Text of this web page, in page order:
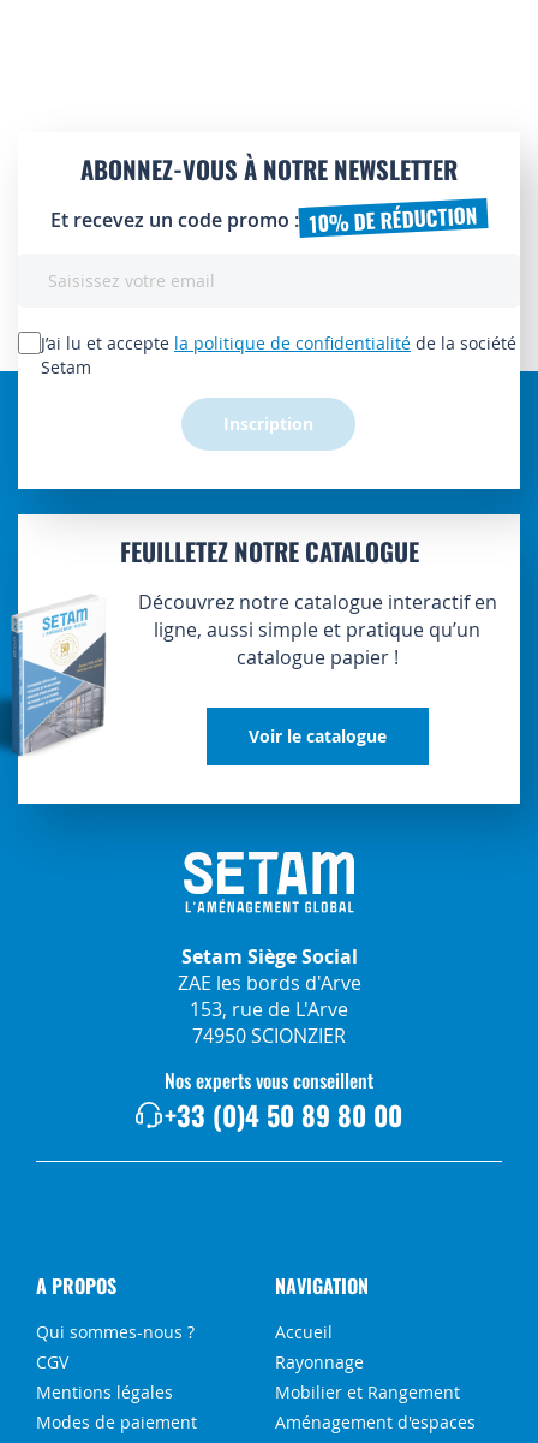
ABONNEZ-VOUS À NOTRE NEWSLETTER
Et recevez un code promo : 10% DE RÉDUCTION
lettre
d’information
J’ai lu et accepte la politique de confidentialité de la société
Setam
Inscription
FEUILLETEZ NOTRE CATALOGUE
Découvrez notre catalogue interactif en
ligne, aussi simple et pratique qu’un
catalogue papier !
Voir le catalogue
Setam Siège Social
ZAE les bords d'Arve
153, rue de L'Arve
74950 SCIONZIER
Nos experts vous conseillent
+33 (0)4 50 89 80 00
A PROPOS
Qui sommes-nous ?
CGV
Mentions légales
Modes de paiement
NAVIGATION
Accueil
Rayonnage
Mobilier et Rangement
Aménagement d'espaces